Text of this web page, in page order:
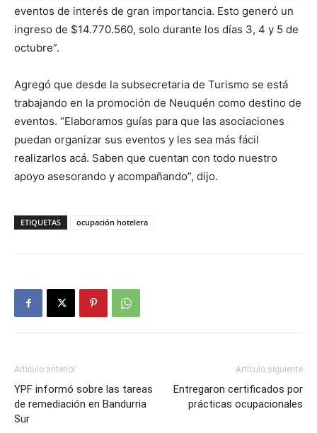
eventos de interés de gran importancia. Esto generó un
ingreso de $14.770.560, solo durante los días 3, 4 y 5 de
octubre”.
Agregó que desde la subsecretaria de Turismo se está
trabajando en la promoción de Neuquén como destino de
eventos. “Elaboramos guías para que las asociaciones
puedan organizar sus eventos y les sea más fácil
realizarlos acá. Saben que cuentan con todo nuestro
apoyo asesorando y acompañando”, dijo.
ETIQUETAS ocupación hotelera
Artículo anterior
YPF informó sobre las tareas
de remediación en Bandurria
Sur
Artículo siguiente
Entregaron certificados por
prácticas ocupacionales